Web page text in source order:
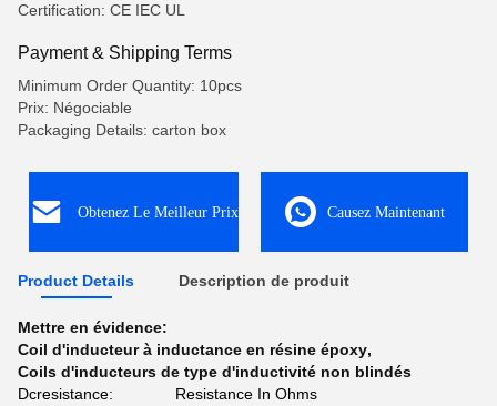
Certification: CE IEC UL
Payment & Shipping Terms
Minimum Order Quantity: 10pcs
Prix: Négociable
Packaging Details: carton box
Obtenez Le Meilleur Prix Causez Maintenant
Product Details Description de produit
Mettre en évidence:
Coil d'inducteur à inductance en résine époxy,
Coils d'inducteurs de type d'inductivité non blindés
Dcresistance:
Resistance In Ohms